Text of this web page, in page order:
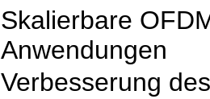
Skalierbare
Anwendungen
Verbesserung